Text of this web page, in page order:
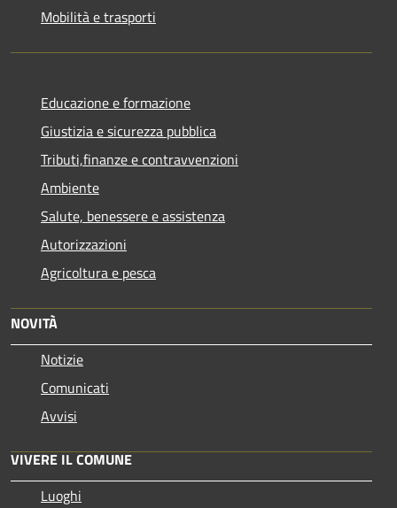
Mobilità e trasporti
Educazione e formazione
Giustizia e sicurezza pubblica
Tributi,finanze e contravvenzioni
Ambiente
Salute, benessere e assistenza
Autorizzazioni
Agricoltura e pesca
NOVITÀ
Notizie
Comunicati
Avvisi
VIVERE IL COMUNE
Luoghi